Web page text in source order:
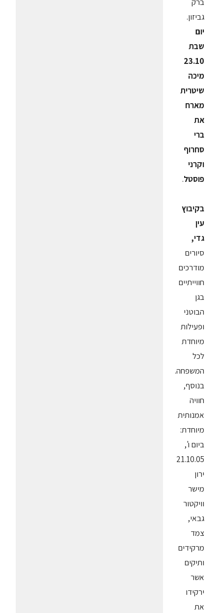
גביזון.
יום
שבת
23.10
מיכה
שיטרית
מארח
את
ברי
סחרוף
וקרני
פוסטל.
בקיבוץ
עין
גדי,
סיורים
מודרכים
חווייתיים
בגן
הבוטני
ופעילות
מיוחדת
לכל
המשפחה.
בנוסף,
חוויה
אמנותית
מיוחדת:
ביום ו',
21.10.05
ירון
מישר
וויקטור
גבאי,
צמד
מרקידים
ותיקים
אשר
ירקידו
את